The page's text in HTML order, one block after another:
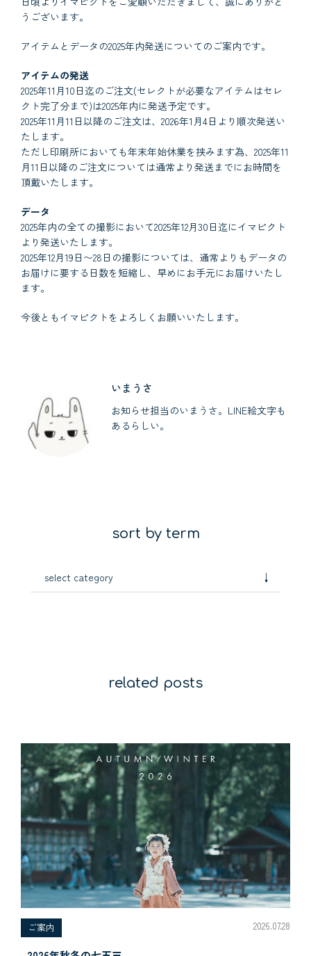
うございます。
アイテムとデータの2025年内発送についてのご案内です。
アイテムの発送
2025年11月10日迄のご注文(セレクトが必要なアイテムはセレ
クト完了分まで)は2025年内に発送予定です。
2025年11月11日以降のご注文は、2026年1月4日より順次発送い
たします。
ただし印刷所においても年末年始休業を挟みます為、2025年11
月11日以降のご注文については通常より発送までにお時間を
頂戴いたします。
データ
2025年内の全ての撮影において2025年12月30日迄にイマピクト
より発送いたします。
2025年12月19日〜28日の撮影については、通常よりもデータの
お届けに要する日数を短縮し、早めにお手元にお届けいたし
ます。
今後ともイマピクトをよろしくお願いいたします。
いまうさ
お知らせ担当のいまうさ。LINE絵文字も
あるらしい。
sort by term
select category ↓
related posts
ご案内 2026.07.28